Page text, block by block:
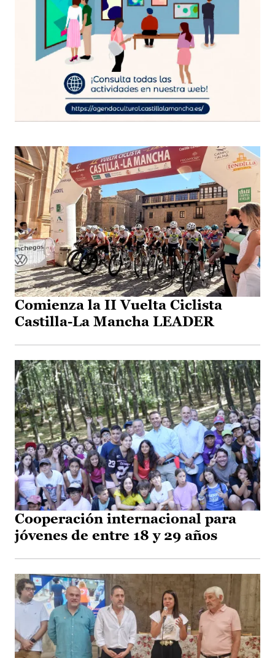
Comienza la II Vuelta Ciclista
Castilla-La Mancha LEADER
Cooperación internacional para
jóvenes de entre 18 y 29 años